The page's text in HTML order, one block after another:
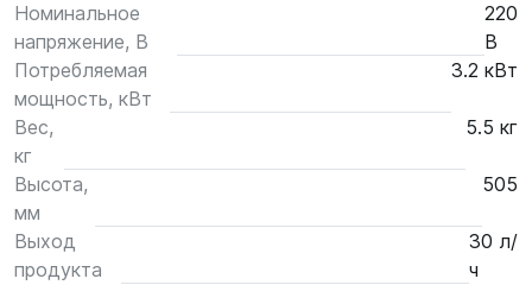
Номинальное
напряжение, В
220
В
Потребляемая
мощность, кВт
3.2 кВт
Вес,
кг
5.5 кг
Высота,
мм
505
Выход
продукта
30 л/
ч